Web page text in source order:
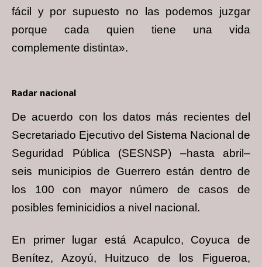
fácil y por supuesto no las podemos juzgar
porque cada quien tiene una vida
complemente distinta».
Radar nacional
De acuerdo con los datos más recientes del
Secretariado Ejecutivo del Sistema Nacional de
Seguridad Pública (SESNSP) –hasta abril–
seis municipios de Guerrero están dentro de
los 100 con mayor número de casos de
posibles feminicidios a nivel nacional.
En primer lugar está Acapulco, Coyuca de
Benítez, Azoyú, Huitzuco de los Figueroa,